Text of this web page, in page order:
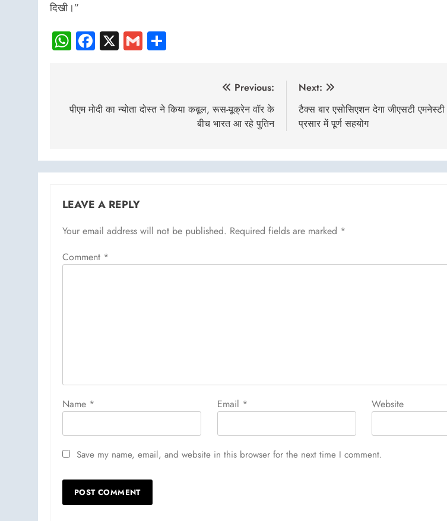
दिखी।”
WhatsApp
Facebook
X Gmail
navigation
Previous:
पीएम मोदी का न्योता दोस्त ने किया कबूल, रूस-यूक्रेन वॉर के
बीच भारत आ रहे पुतिन
Next:
टैक्स बार एसोसिएशन देगा जीएसटी
प्रसार में पूर्ण सहयोग
LEAVE A REPLY
Your email address will not be published. Required fields are marked *
Comment *
Name * Email * Website
Save my name, email, and website in this browser for the next time I comment.